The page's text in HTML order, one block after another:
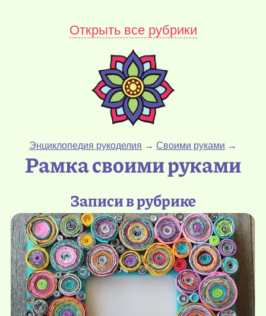
Открыть все рубрики
Энциклопедия рукоделия → Своими руками →
Рамка своими руками
Записи в рубрике